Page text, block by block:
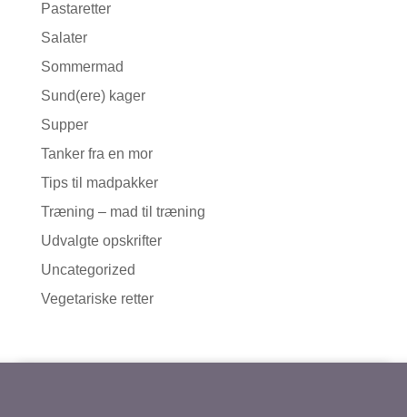
Pastaretter
Salater
Sommermad
Sund(ere) kager
Supper
Tanker fra en mor
Tips til madpakker
Træning – mad til træning
Udvalgte opskrifter
Uncategorized
Vegetariske retter